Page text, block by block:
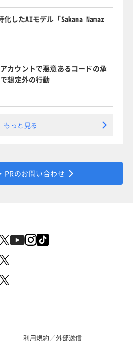
したAIモデル「Sakana Namaz
カウントで悪意あるコードの承
想定外の行動
もっと見る
PRのお問い合わせ
利用規約／外部送信